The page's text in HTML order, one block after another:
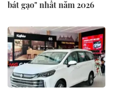
bát gạo" nhất năm 2026